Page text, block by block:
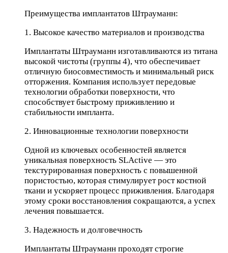
Преимущества имплантатов Штрауманн:
1. Высокое качество материалов и производства
Имплантаты Штрауманн изготавливаются из титана
высокой чистоты (группы 4), что обеспечивает
отличную биосовместимость и минимальный риск
отторжения. Компания использует передовые
технологии обработки поверхности, что
способствует быстрому приживлению и
стабильности импланта.
2. Инновационные технологии поверхности
Одной из ключевых особенностей является
уникальная поверхность SLActive — это
текстурированная поверхность с повышенной
пористостью, которая стимулирует рост костной
ткани и ускоряет процесс приживления. Благодаря
этому сроки восстановления сокращаются, а успех
лечения повышается.
3. Надежность и долговечность
Имплантаты Штрауманн проходят строгие